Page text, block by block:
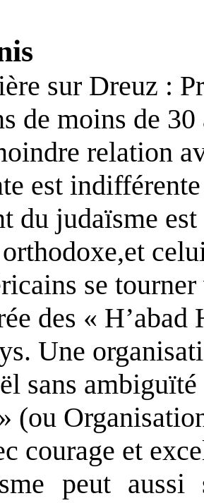
sur Dreuz :
de moins de
relation
est
du judaïsme
,et
se
des «
Une
sans
(ou
courage et
peut aussi